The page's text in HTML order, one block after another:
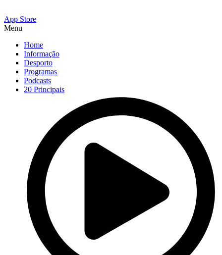
App Store
Menu
Home
Informação
Desporto
Programas
Podcasts
20 Principais